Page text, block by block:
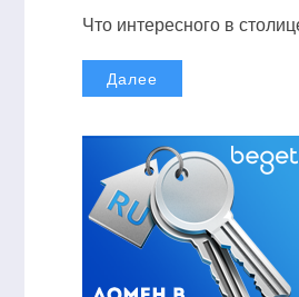
Что интересного в
Далее